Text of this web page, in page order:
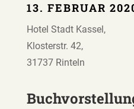
13. FEBRUAR
Hotel Stadt Kassel,
Klosterstr. 42,
31737 Rinteln